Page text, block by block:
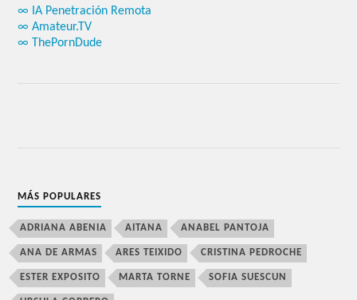
∞ IA Penetración Remota
∞ Amateur.TV
∞ ThePornDude
MÁS POPULARES
ADRIANA ABENIA AITANA ANABEL PANTOJA
ANA DE ARMAS ARES TEIXIDO CRISTINA PEDROCHE
ESTER EXPOSITO MARTA TORNE SOFIA SUESCUN